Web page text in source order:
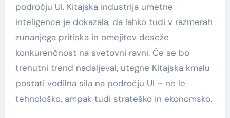
področju UI. Kitajska industrija umetne
inteligence je dokazala, da lahko tudi v razmerah
zunanjega pritiska in omejitev doseže
konkurenčnost na svetovni ravni. Če se bo
trenutni trend nadaljeval, utegne Kitajska kmalu
postati vodilna sila na področju UI – ne le
tehnološko, ampak tudi strateško in ekonomsko.